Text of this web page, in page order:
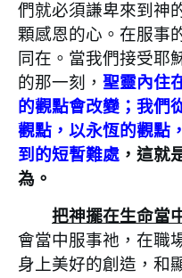
們就必須謙卑來到神
顆感恩的心。在服事
同在。當我們接受耶
的那一刻， 聖靈內住
的觀點會改變；我們
觀點，以永恆的觀點
到的短暫難處 ，這就
為。
把神擺在生命當
會當中服事祂，在職
身上美好的創造，和